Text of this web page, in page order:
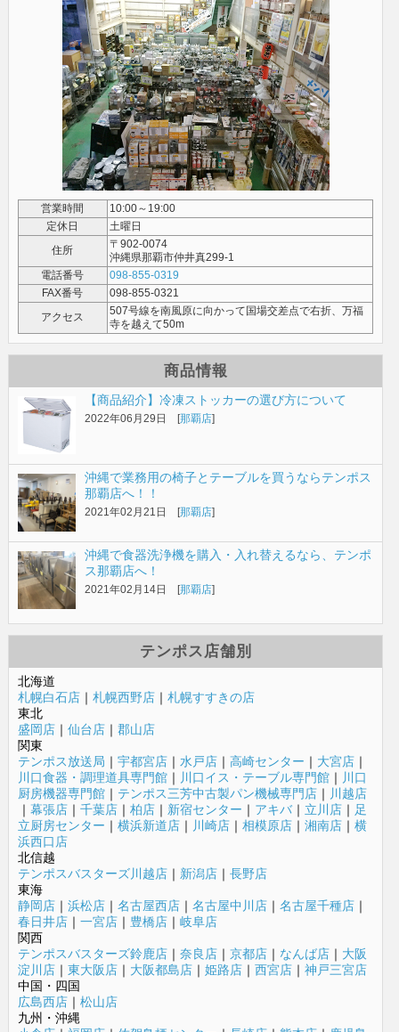
営業時間
10:00～19:00
定休日
土曜日
住所
〒902-0074
沖縄県那覇市仲井真299-1
電話番号
098-855-0319
FAX番号
098-855-0321
アクセス
507号線を南風原に向かって国場交差点で右折、万福
寺を越えて50m
商品情報
【商品紹介】冷凍ストッカーの選び方について
2022年06月29日 [那覇店]
沖縄で業務用の椅子とテーブルを買うならテンポス
那覇店へ！！
2021年02月21日 [那覇店]
沖縄で食器洗浄機を購入・入れ替えるなら、テンポ
ス那覇店へ！
2021年02月14日 [那覇店]
テンポス店舗別
北海道
札幌白石店｜ 札幌西野店｜ 札幌すすきの店
東北
盛岡店｜ 仙台店｜ 郡山店
関東
テンポス放送局 ｜ 宇都宮店｜ 水戸店｜ 高崎センター ｜ 大宮店｜
川口食器・調理道具専門館｜ 川口イス・テーブル専門館｜ 川口
厨房機器専門館｜ テンポス三芳中古製パン機械専門店｜ 川越店
｜ 幕張店｜ 千葉店｜ 柏店｜ 新宿センター ｜ アキバ｜ 立川店｜ 足
立厨房センター ｜ 横浜新道店｜ 川崎店｜ 相模原店｜ 湘南店｜ 横
浜西口店
北信越
テンポスバスターズ川越店｜ 新潟店｜ 長野店
東海
静岡店｜ 浜松店｜ 名古屋西店｜ 名古屋中川店｜ 名古屋千種店｜
春日井店｜ 一宮店｜ 豊橋店｜ 岐阜店
関西
テンポスバスターズ鈴鹿店｜ 奈良店｜ 京都店｜ なんば店｜ 大阪
淀川店｜ 東大阪店｜ 大阪都島店｜ 姫路店｜ 西宮店｜ 神戸三宮店
中国・四国
広島西店｜ 松山店
九州・沖縄